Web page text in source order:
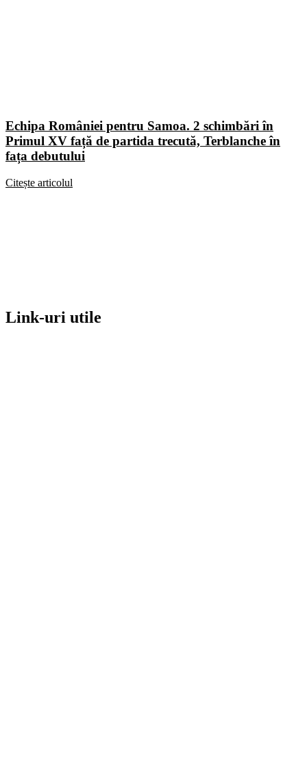
Echipa României pentru Samoa. 2 schimbări în
Primul XV față de partida trecută, Terblanche în
fața debutului
Citește articolul
Link-uri utile